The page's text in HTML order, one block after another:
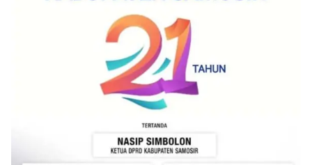
bendera Merah Putih di depan rumah masing-
masing secara penuh. Ini adalah bentuk
penghormatan kita bersama terhadap
perjuangan para pahlawan yang telah merebut
kemerdekaan,” ujar Aiptu Muliyadi Suraukur saat
berdialog dengan warga.‎‎Ia juga menambahkan
agar warga memperhatikan kondisi bendera yang
keadaan bersih, tidak sobek, dan layak untuk
dikibarkan sebagai simbol kehormatan